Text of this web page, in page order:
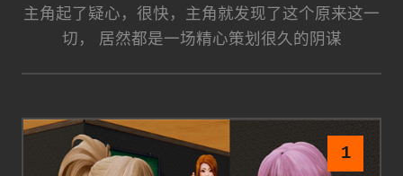
主角起了疑心，很快，主角就发现了这个原来这一
切， 居然都是一场精心策划很久的阴谋
1